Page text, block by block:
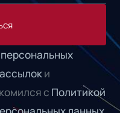
персональных
и
с Политикой